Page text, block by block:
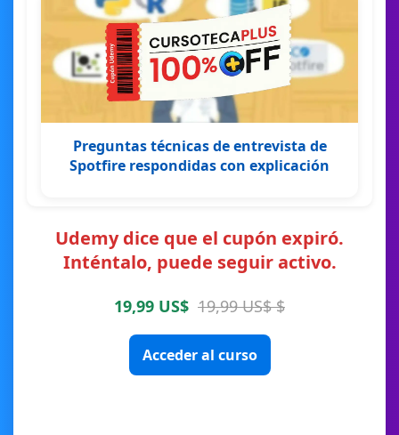
Preguntas técnicas de entrevista de
Spotfire respondidas con explicación
Udemy dice que el cupón expiró.
Inténtalo, puede seguir activo.
19,99 US$ 19,99 US$ $
Acceder al curso